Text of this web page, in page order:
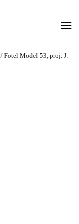
/ Fotel Model 53, proj. J.